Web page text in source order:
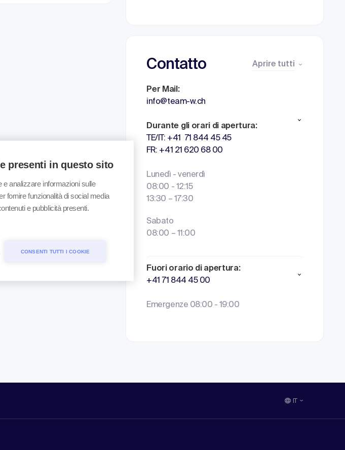
Contatto Aprire tutti
Per Mail:
info@team-w.ch
Durante gli orari di apertura:
TE/IT: +41 71 844 45 45
FR: +41 21 620 68 00
Lunedì - venerdì
08:00 - 12:15
13:30 – 17:30
Sabato
08:00 – 11:00
Fuori orario di apertura:
+41 71 844 45 00
Emergenze 08:00 - 19:00
presenti in questo sito
e analizzare informazioni sulle
fornire funzionalità di social media
e pubblicità presenti.
CONSENTI TUTTI I COOKIE